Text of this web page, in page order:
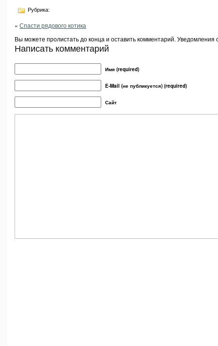
Рубрика:
« Спасти рядового котика
Вы можете пролистать до конца и оставить комментарий. Уведомления
Написать комментарий
Имя (required)
E-Mail (не публикуется) (required)
Сайт